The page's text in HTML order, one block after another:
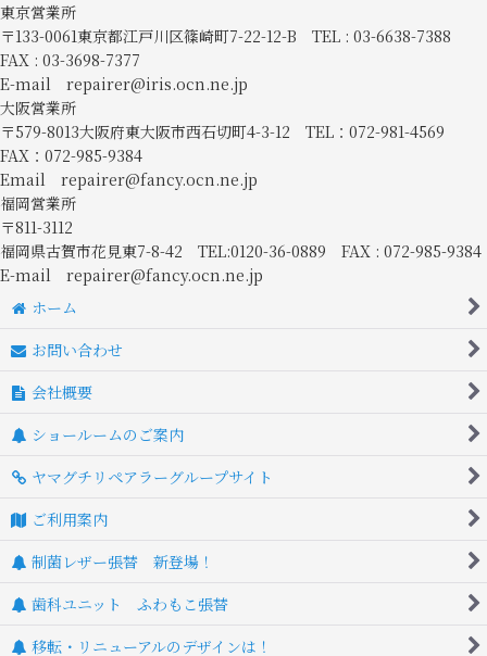
東京営業所
〒133-0061東京都江戸川区篠崎町7-22-12-B TEL : 03-6638-7388
FAX : 03-3698-7377
E-mail repairer@iris.ocn.ne.jp
大阪営業所
〒579-8013大阪府東大阪市西石切町4-3-12 TEL：072-981-4569
FAX：072-985-9384
Email repairer@fancy.ocn.ne.jp
福岡営業所
〒811-3112
福岡県古賀市花見東7-8-42 TEL:0120-36-0889 FAX : 072-985-9384
E-mail repairer@fancy.ocn.ne.jp
ホーム
お問い合わせ
会社概要
ショールームのご案内
ヤマグチリペアラーグループサイト
ご利用案内
制菌レザー張替 新登場！
歯科ユニット ふわもこ張替
移転・リニューアルのデザインは！